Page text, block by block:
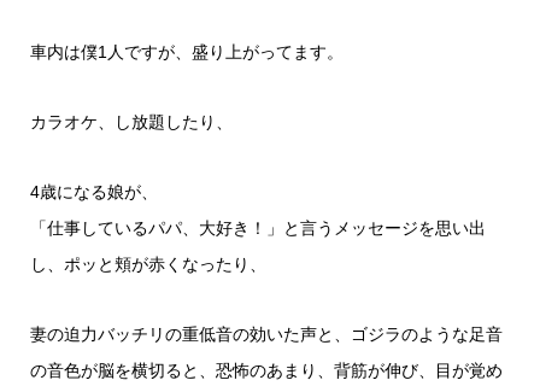
車内は僕1人ですが、盛り上がってます。
カラオケ、し放題したり、
4歳になる娘が、
「仕事しているパパ、大好き！」と言うメッセージを思い出
し、ポッと頬が赤くなったり、
妻の迫力バッチリの重低音の効いた声と、ゴジラのような足音
の音色が脳を横切ると、恐怖のあまり、背筋が伸び、目が覚め